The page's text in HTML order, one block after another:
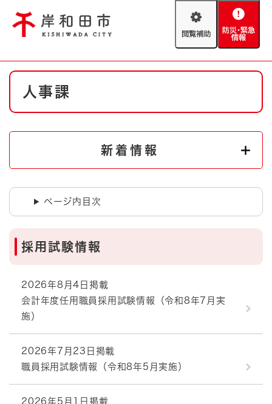
閲
助
防
緊
やさしい日本語
拡大
とじる
防災・緊急情報
ハザードマップ AED設置箇所
本
人事課
新着情報
ページ内目次
採用試験情報
2026年8月4日掲載
会計年度任用職員採用試験情報（令和8年7月実
施）
2026年7月23日掲載
職員採用試験情報（令和8年5月実施）
2026年5月1日掲載